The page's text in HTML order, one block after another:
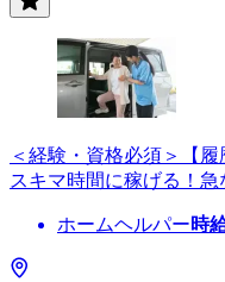
＜経験・資格必須＞【
スキマ時間に稼げる！
ホームヘルパー時